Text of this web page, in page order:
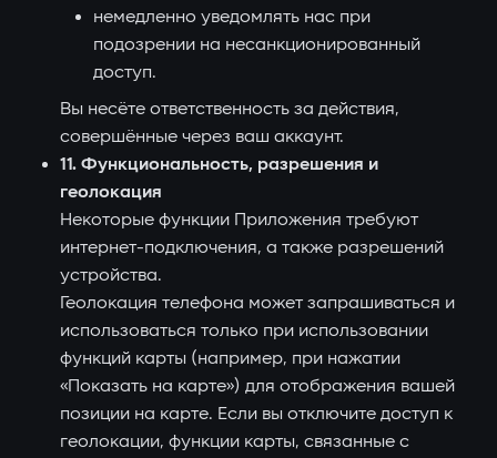
немедленно уведомлять нас при
подозрении на несанкционированный
доступ.
Вы несёте ответственность за действия,
совершённые через ваш аккаунт.
11. Функциональность, разрешения и
геолокация
Некоторые функции Приложения требуют
интернет-подключения, а также разрешений
устройства.
Геолокация телефона может запрашиваться и
использоваться только при использовании
функций карты (например, при нажатии
«Показать на карте») для отображения вашей
позиции на карте. Если вы отключите доступ к
геолокации, функции карты, связанные с